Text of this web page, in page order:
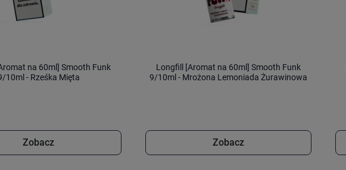
na 60ml] Smooth Funk
10ml - Rześka Mięta
Zobacz
Longfill [Aromat na 60ml] Smooth Funk
9/10ml - Mrożona Lemoniada Żurawinowa
Zobacz